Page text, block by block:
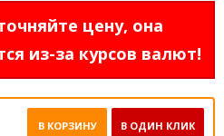
цену, она
из-за курсов валют!
В ОДИН КЛИК
В КОРЗИНУ